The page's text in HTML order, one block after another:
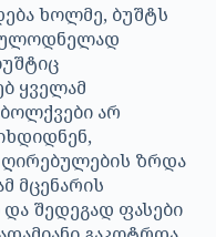
ხოლმე, ბუშტს
ყველამ
არ
ზრდა
მცენარის
შედეგად ფასები